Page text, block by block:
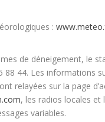
:
de déneigement, le
88 44. Les informations
relayées sur la page
, les radios locales et
variables.